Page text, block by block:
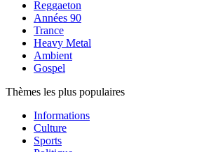
Reggaeton
Années 90
Trance
Heavy Metal
Ambient
Gospel
Thèmes les plus populaires
Informations
Culture
Sports